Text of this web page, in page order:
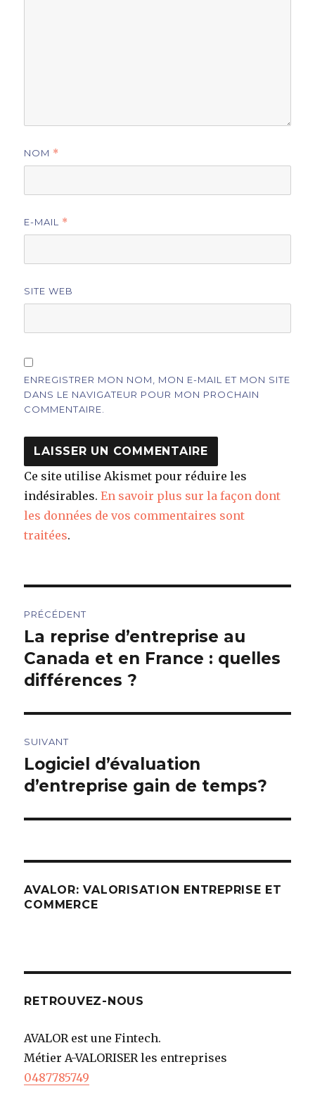
NOM *
E-MAIL *
SITE WEB
ENREGISTRER MON NOM, MON E-MAIL ET MON SITE
DANS LE NAVIGATEUR POUR MON PROCHAIN
COMMENTAIRE.
Ce site utilise Akismet pour réduire les
indésirables.En savoir plus sur la façon dont
les données de vos commentaires sont
traitées.
de
l’article
PRÉCÉDENT
Article
précédent :
La reprise d’entreprise au
Canada et en France : quelles
différences ?
SUIVANT
Article
suivant :
Logiciel d’évaluation
d’entreprise gain de temps?
AVALOR: VALORISATION ENTREPRISE ET
COMMERCE
RETROUVEZ-NOUS
AVALOR est une Fintech.
Métier A-VALORISER les entreprises
0487785749